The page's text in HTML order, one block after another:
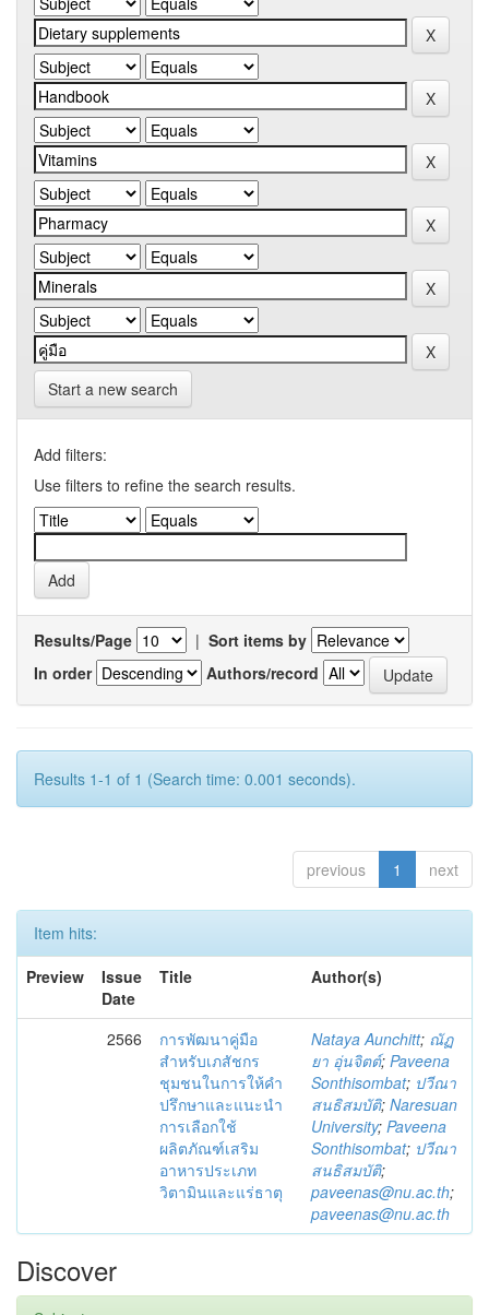
Start a new search
Add filters:
Use filters to refine the search results.
Results/Page | Sort items by
In order
Authors/record
Results 1-1 of 1 (Search time: 0.001 seconds).
previous 1 next
Item hits:
Preview
Issue
Date
Title Author(s)
2566
การพัฒนาคู่มือ
สำหรับเภสัชกร
ชุมชนในการให้คำ
ปรึกษาและแนะนำ
การเลือกใช้
ผลิตภัณฑ์เสริม
อาหารประเภท
วิตามินและแร่ธาตุ
Nataya Aunchitt; ณัฏ
ยา อุ่นจิตต์; Paveena
Sonthisombat; ปวีณา
สนธิสมบัติ; Naresuan
University; Paveena
Sonthisombat; ปวีณา
สนธิสมบัติ;
paveenas@nu.ac.th;
paveenas@nu.ac.th
Discover